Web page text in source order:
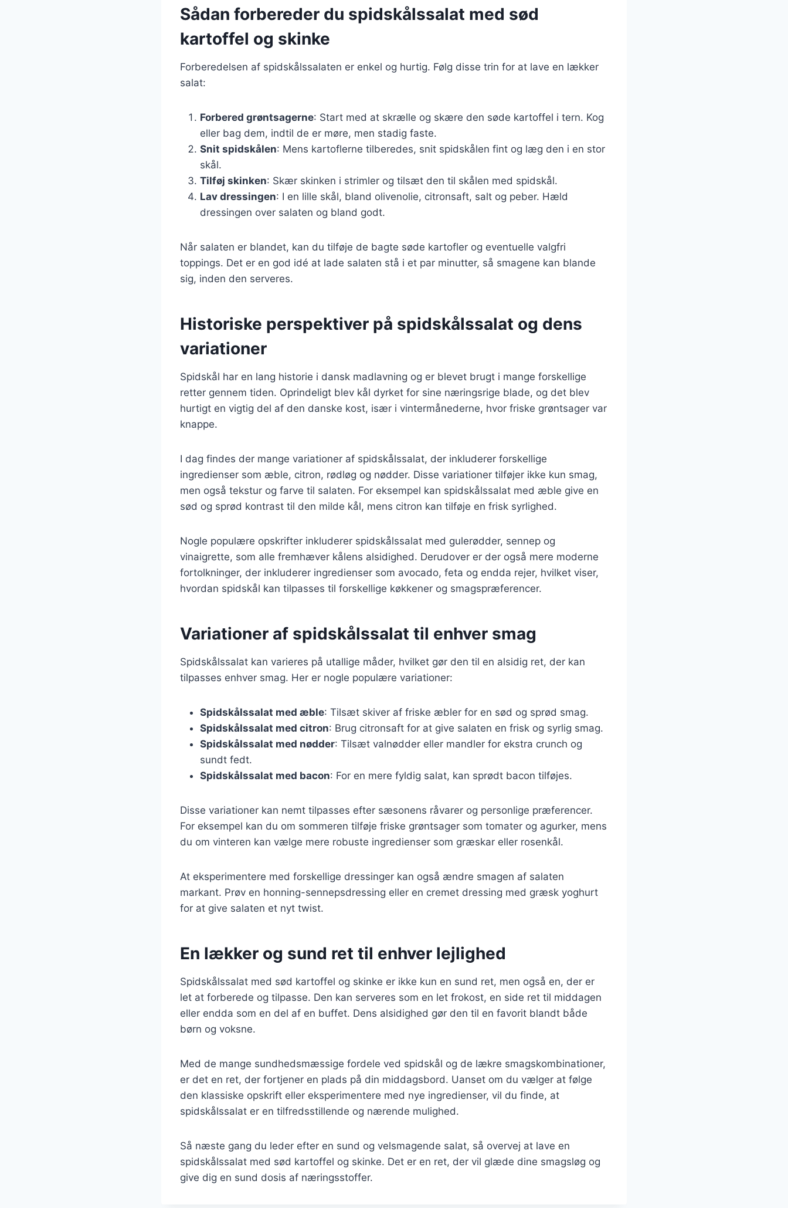
Sådan forbereder du spidskålssalat med sød
kartoffel og skinke
Forberedelsen af spidskålssalaten er enkel og hurtig. Følg disse trin for at lave en lækker
salat:
Forbered grøntsagerne: Start med at skrælle og skære den søde kartoffel i tern. Kog
eller bag dem, indtil de er møre, men stadig faste.
Snit spidskålen: Mens kartoflerne tilberedes, snit spidskålen fint og læg den i en stor
skål.
Tilføj skinken: Skær skinken i strimler og tilsæt den til skålen med spidskål.
Lav dressingen: I en lille skål, bland olivenolie, citronsaft, salt og peber. Hæld
dressingen over salaten og bland godt.
Når salaten er blandet, kan du tilføje de bagte søde kartofler og eventuelle valgfri
toppings. Det er en god idé at lade salaten stå i et par minutter, så smagene kan blande
sig, inden den serveres.
Historiske perspektiver på spidskålssalat og dens
variationer
Spidskål har en lang historie i dansk madlavning og er blevet brugt i mange forskellige
retter gennem tiden. Oprindeligt blev kål dyrket for sine næringsrige blade, og det blev
hurtigt en vigtig del af den danske kost, især i vintermånederne, hvor friske grøntsager var
knappe.
I dag findes der mange variationer af spidskålssalat, der inkluderer forskellige
ingredienser som æble, citron, rødløg og nødder. Disse variationer tilføjer ikke kun smag,
men også tekstur og farve til salaten. For eksempel kan spidskålssalat med æble give en
sød og sprød kontrast til den milde kål, mens citron kan tilføje en frisk syrlighed.
Nogle populære opskrifter inkluderer spidskålssalat med gulerødder, sennep og
vinaigrette, som alle fremhæver kålens alsidighed. Derudover er der også mere moderne
fortolkninger, der inkluderer ingredienser som avocado, feta og endda rejer, hvilket viser,
hvordan spidskål kan tilpasses til forskellige køkkener og smagspræferencer.
Variationer af spidskålssalat til enhver smag
Spidskålssalat kan varieres på utallige måder, hvilket gør den til en alsidig ret, der kan
tilpasses enhver smag. Her er nogle populære variationer:
Spidskålssalat med æble: Tilsæt skiver af friske æbler for en sød og sprød smag.
Spidskålssalat med citron: Brug citronsaft for at give salaten en frisk og syrlig smag.
Spidskålssalat med nødder: Tilsæt valnødder eller mandler for ekstra crunch og
sundt fedt.
Spidskålssalat med bacon: For en mere fyldig salat, kan sprødt bacon tilføjes.
Disse variationer kan nemt tilpasses efter sæsonens råvarer og personlige præferencer.
For eksempel kan du om sommeren tilføje friske grøntsager som tomater og agurker, mens
du om vinteren kan vælge mere robuste ingredienser som græskar eller rosenkål.
At eksperimentere med forskellige dressinger kan også ændre smagen af salaten
markant. Prøv en honning-sennepsdressing eller en cremet dressing med græsk yoghurt
for at give salaten et nyt twist.
En lækker og sund ret til enhver lejlighed
Spidskålssalat med sød kartoffel og skinke er ikke kun en sund ret, men også en, der er
let at forberede og tilpasse. Den kan serveres som en let frokost, en side ret til middagen
eller endda som en del af en buffet. Dens alsidighed gør den til en favorit blandt både
børn og voksne.
Med de mange sundhedsmæssige fordele ved spidskål og de lækre smagskombinationer,
er det en ret, der fortjener en plads på din middagsbord. Uanset om du vælger at følge
den klassiske opskrift eller eksperimentere med nye ingredienser, vil du finde, at
spidskålssalat er en tilfredsstillende og nærende mulighed.
Så næste gang du leder efter en sund og velsmagende salat, så overvej at lave en
spidskålssalat med sød kartoffel og skinke. Det er en ret, der vil glæde dine smagsløg og
give dig en sund dosis af næringsstoffer.